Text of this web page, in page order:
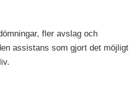
fler avslag och
assistans som gjort det möjligt